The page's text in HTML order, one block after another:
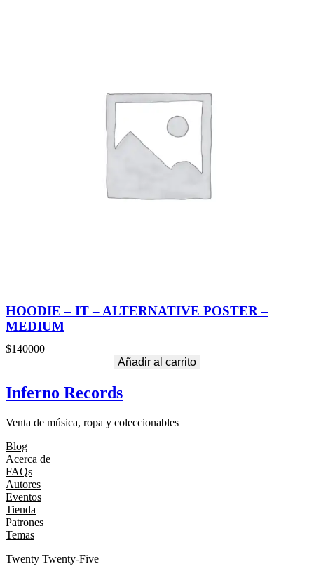
HOODIE – IT – ALTERNATIVE POSTER –
MEDIUM
$140000
Añadir al carrito
Inferno Records
Venta de música, ropa y coleccionables
Blog
Acerca de
FAQs
Autores
Eventos
Tienda
Patrones
Temas
Twenty Twenty-Five